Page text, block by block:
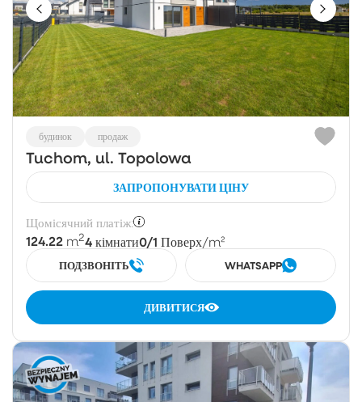
будинок продаж
Tuchom, ul. Topolowa
ЗАПРОПОНУВАТИ ЦІНУ
Щомісячний платіж:
124.22 m24 кімнати0/1 Поверх/m²
ПОДЗВОНІТЬ WHATSAPP
ДИВИТИСЯ